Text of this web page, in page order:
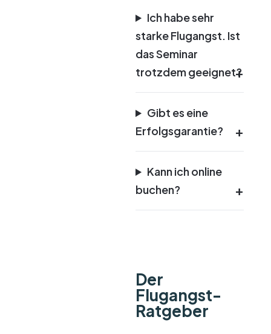
Ich habe sehr
starke Flugangst. Ist
das Seminar
trotzdem geeignet?
Gibt es eine
Erfolgsgarantie?
Kann ich online
buchen?
Der
Flugangst-
Ratgeber